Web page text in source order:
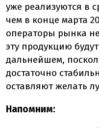
уже реализуются в
чем в конце марта
операторы рынка
эту продукцию
дальнейшем,
достаточно
оставляют желать
Напомним: